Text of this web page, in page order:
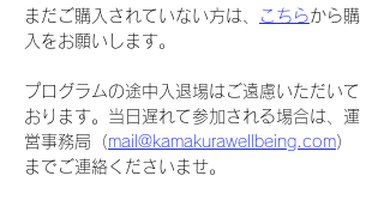
まだご購入されていない方は、
こちらから購
入をお願いします。
プログラムの途中入退場はご遠慮いただいて
おります。当日遅れて参加される場合は、運
営事務局（mail@kamakurawellbeing.com）
までご連絡くださいませ。